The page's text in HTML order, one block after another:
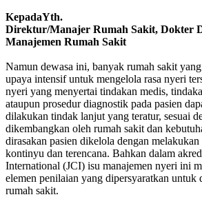
KepadaYth.
Direktur/Manajer Rumah Sakit, Dokter
Manajemen Rumah Sakit
Namun dewasa ini, banyak rumah sakit
upaya intensif untuk mengelola rasa nyeri
nyeri yang menyertai tindakan medis,
ataupun prosedur diagnostik pada pasien
dilakukan tindak lanjut yang teratur, sesuai
dikembangkan oleh rumah sakit dan
dirasakan pasien dikelola dengan melakukan
kontinyu dan terencana. Bahkan dalam
International (JCI) isu manajemen nyeri ini
elemen penilaian yang dipersyaratkan untuk
rumah sakit.